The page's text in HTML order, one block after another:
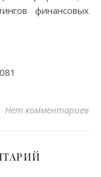
финансовых
Нет комментариев